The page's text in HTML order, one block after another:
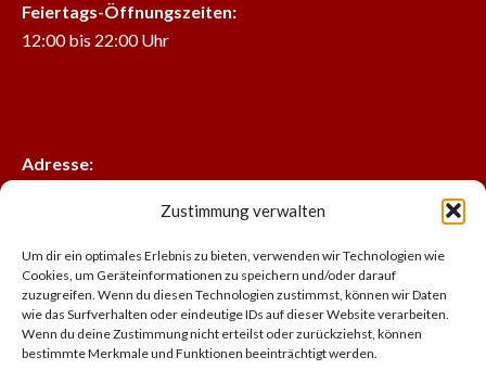
Zustimmung verwalten
Um dir ein optimales Erlebnis zu bieten, verwenden wir Technologien wie
Cookies, um Geräteinformationen zu speichern und/oder darauf
zuzugreifen. Wenn du diesen Technologien zustimmst, können wir Daten
wie das Surfverhalten oder eindeutige IDs auf dieser Website verarbeiten.
Wenn du deine Zustimmung nicht erteilst oder zurückziehst, können
bestimmte Merkmale und Funktionen beeinträchtigt werden.
Feiertags-Öffnungszeiten:
12:00 bis 22:00 Uhr
Adresse:
Telefonnummer:
+43 6245 77140 , 06603960273
E-Mail-Adresse: chandfakeer@gmail.com